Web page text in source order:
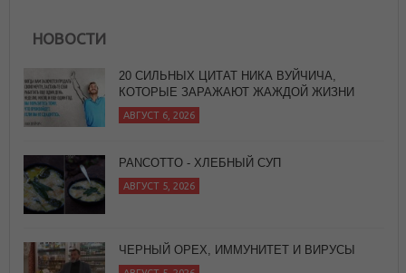
НОВОСТИ
АВГУСТ 6, 2026